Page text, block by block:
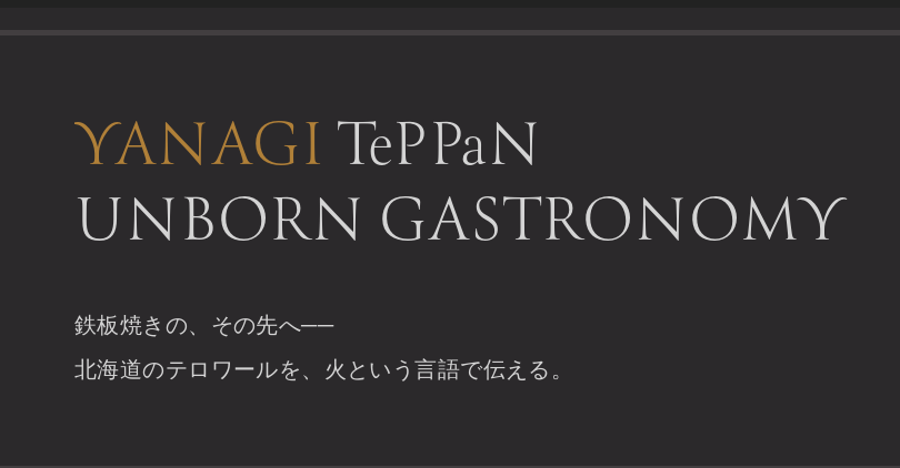
YANAGITePPaN
UNBORN GASTRONOMY
鉄板焼きの、その先へ──
北海道のテロワールを、 火という言語で伝える。